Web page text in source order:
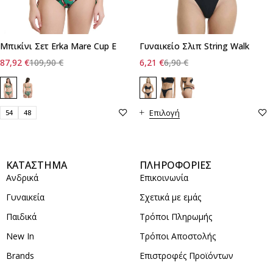
Μπικίνι Σετ Erka Mare Cup E
109,90€
87,92 €
54 48
Γυναικείο Σλιπ String Walk
6,90€
6,21 €
Επιλογή
ΚΑΤΑΣΤΗΜΑ
Ανδρικά
Γυναικεία
Παιδικά
New In
Brands
ΠΛΗΡΟΦΟΡΙΕΣ
Επικοινωνία
Σχετικά με εμάς
Τρόποι Πληρωμής
Τρόποι Αποστολής
Επιστροφές Προϊόντων